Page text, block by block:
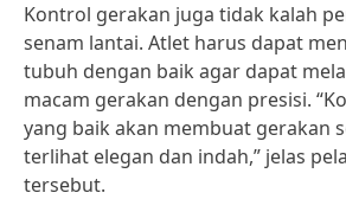
Kontrol gerakan juga tidak kalah
senam lantai. Atlet harus dapat
tubuh dengan baik agar dapat
macam gerakan dengan presisi.
yang baik akan membuat gerakan
terlihat elegan dan indah,” jelas
tersebut.